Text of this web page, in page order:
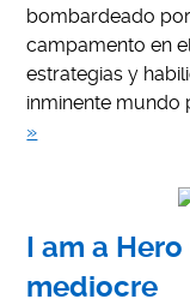
bombardeado
campamento en
estrategias y
inminente mundo
»
I am a
mediocre